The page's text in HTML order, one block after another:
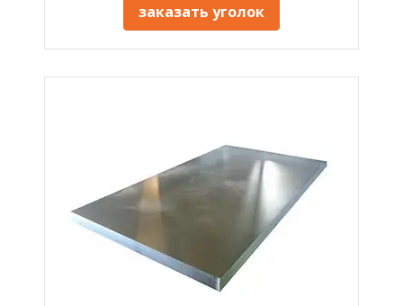
заказать уголок